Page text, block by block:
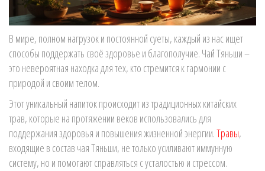
В мире, полном нагрузок и постоянной суеты, каждый из нас ищет
способы поддержать своё здоровье и благополучие. Чай Тяньши –
это невероятная находка для тех, кто стремится к гармонии с
природой и своим телом.
Этот уникальный напиток происходит из традиционных китайских
трав, которые на протяжении веков использовались для
поддержания здоровья и повышения жизненной энергии.Травы,
входящие в состав чая Тяньши, не только усиливают иммунную
систему, но и помогают справляться с усталостью и стрессом.